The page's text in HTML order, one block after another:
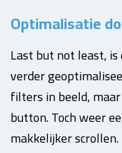
Optimalisatie
Last but not least,
verder
filters in beeld,
button. Toch weer
makkelijker scrollen.